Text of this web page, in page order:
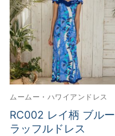
ムームー・ハワイアンドレス
RC002 レイ柄 ブルー
ラッフルドレス